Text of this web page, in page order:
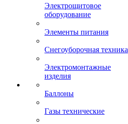
Электрощитовое
оборудование
Элементы питания
Снегоуборочная техника
Электромонтажные
изделия
Баллоны
Газы технические